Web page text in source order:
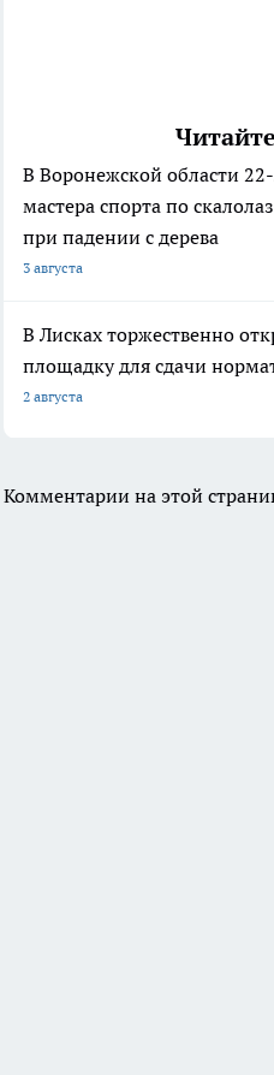
В Воронежской области
мастера спорта по
при падении с дерева
3 августа
В Лисках торжественно
площадку для сдачи
2 августа
Комментарии на этой